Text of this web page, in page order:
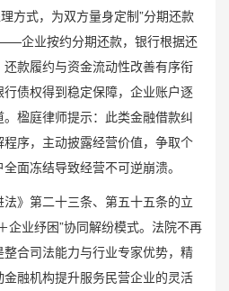
方式，为双方量身定制”分期还款
企业按约分期还款，银行根据还
款履约与资金流动性改善有序衔
债权得到稳定保障，企业账户逐
楹庭律师提示：此类金融借款纠
序，主动披露经营价值，争取个
面冻结导致经营不可逆崩溃。
》第二十三条、第五十五条的立
企业纾困”协同解纷模式。法院不再
合司法能力与行业专家优势，精
融机构提升服务民营企业的灵活